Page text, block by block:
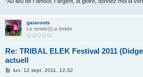
gaiaroots
Le timide||La timide
Re: TRIBAL ELEK Festival 2011
actuell
Mlun. 12 sept. 2011, 12:32